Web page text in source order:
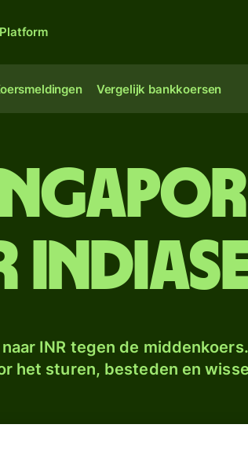
Platform
Vergelijk bankkoersen
naar INR tegen de
het sturen, besteden en